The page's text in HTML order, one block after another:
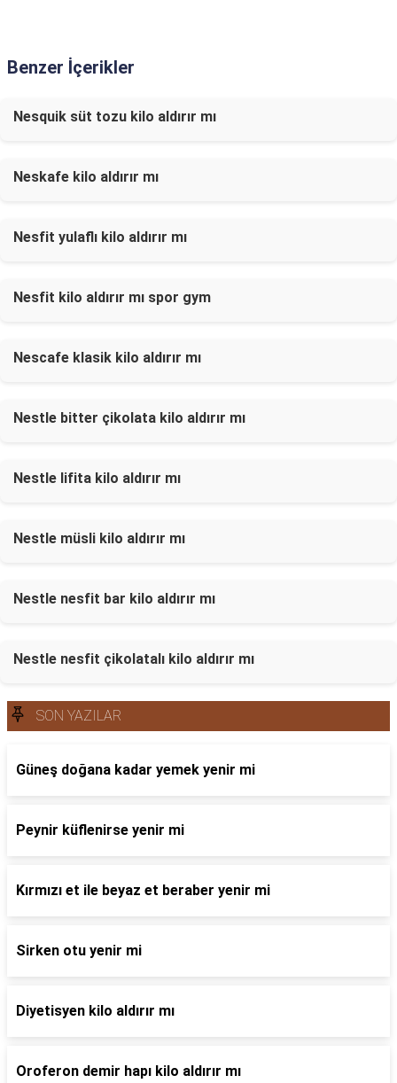
Benzer İçerikler
Nesquik süt tozu kilo aldırır mı
Neskafe kilo aldırır mı
Nesfit yulaflı kilo aldırır mı
Nesfit kilo aldırır mı spor gym
Nescafe klasik kilo aldırır mı
Nestle bitter çikolata kilo aldırır mı
Nestle lifita kilo aldırır mı
Nestle müsli kilo aldırır mı
Nestle nesfit bar kilo aldırır mı
Nestle nesfit çikolatalı kilo aldırır mı
SON YAZILAR
Güneş doğana kadar yemek yenir mi
Peynir küflenirse yenir mi
Kırmızı et ile beyaz et beraber yenir mi
Sirken otu yenir mi
Diyetisyen kilo aldırır mı
Oroferon demir hapı kilo aldırır mı